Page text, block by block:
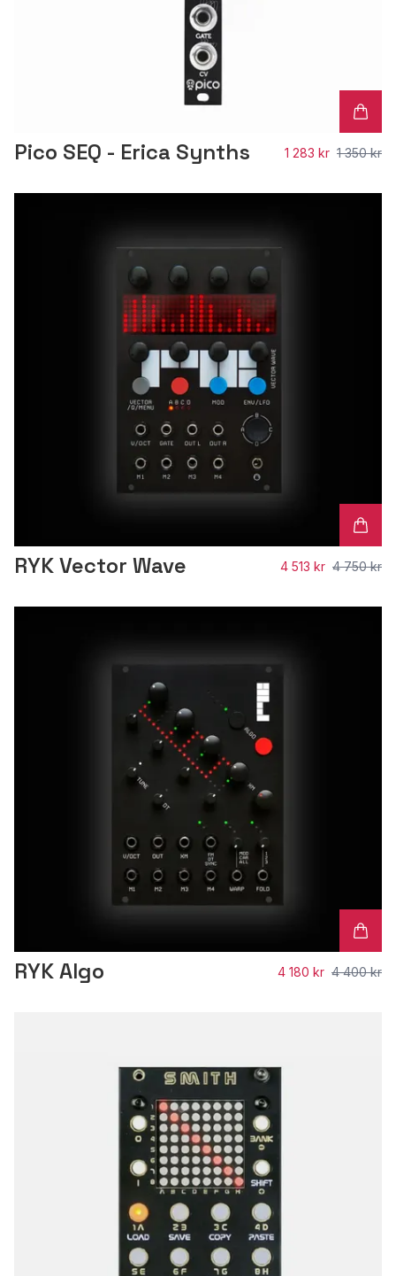
Pico SEQ - Erica Synths 1 283 kr 1 350 kr
RYK Vector Wave 4 513 kr 4 750 kr
RYK Algo 4 180 kr 4 400 kr